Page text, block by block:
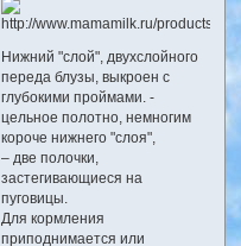
Нижний "слой", двухслойного
переда блузы, выкроен с
глубокими проймами. -
цельное полотно, немногим
короче нижнего "слоя",
– две полочки,
застегивающиеся на
пуговицы.
Для кормления
приподнимается или